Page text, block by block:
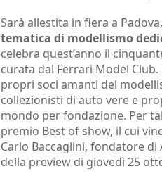
Sarà allestita in fiera a
tematica di modellismo
celebra quest’anno il
curata dal Ferrari Model
propri soci amanti del
collezionisti di auto vere e
mondo per fondazione. Per
premio Best of show, il cui
Carlo Baccaglini, fondatore di
della preview di giovedì 25